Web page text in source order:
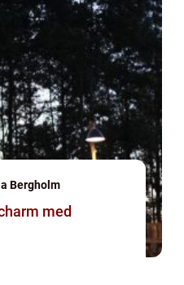
Bergholm
med